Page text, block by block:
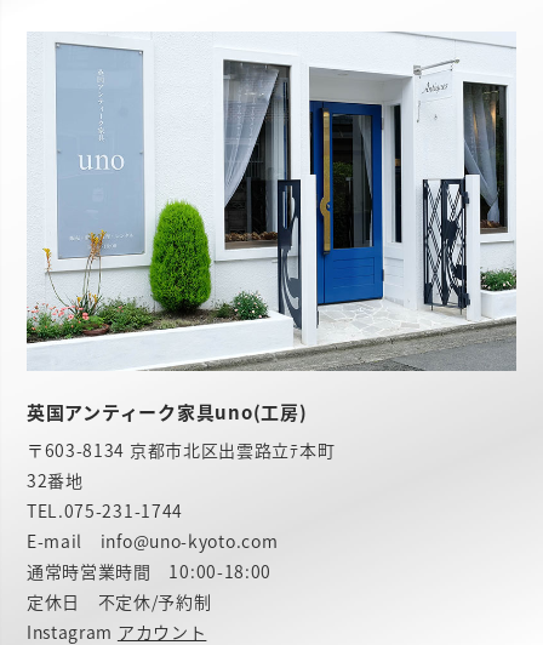
英国アンティーク家具uno(工房)
〒603-8134 京都市北区出雲路立ﾃ本町
32番地
TEL.075-231-1744
E-mail info@uno-kyoto.com
通常時営業時間 10:00-18:00
定休日 不定休/予約制
Instagram アカウント